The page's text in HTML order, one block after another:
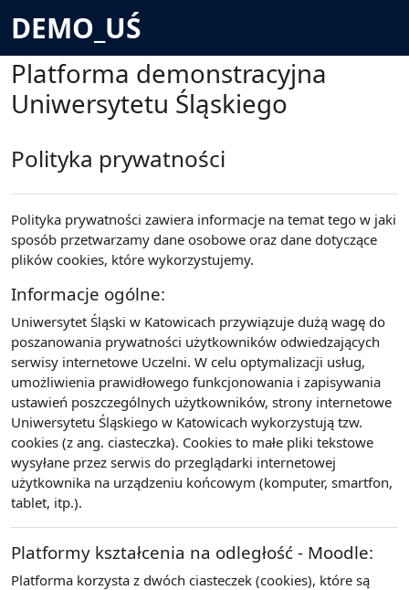
Przejdź do głównej zawartości
DEMO_UŚ
Platforma demonstracyjna
Uniwersytetu Śląskiego
Polityka prywatności
Polityka prywatności zawiera informacje na temat tego w jaki
sposób przetwarzamy dane osobowe oraz dane dotyczące
plików cookies, które wykorzystujemy.
Informacje ogólne:
Uniwersytet Śląski w Katowicach przywiązuje dużą wagę do
poszanowania prywatności użytkowników odwiedzających
serwisy internetowe Uczelni. W celu optymalizacji usług,
umożliwienia prawidłowego funkcjonowania i zapisywania
ustawień poszczególnych użytkowników, strony internetowe
Uniwersytetu Śląskiego w Katowicach wykorzystują tzw.
cookies (z ang. ciasteczka). Cookies to małe pliki tekstowe
wysyłane przez serwis do przeglądarki internetowej
użytkownika na urządzeniu końcowym (komputer, smartfon,
tablet, itp.).
Platformy kształcenia na odległość - Moodle:
Platforma korzysta z dwóch ciasteczek (cookies), które są